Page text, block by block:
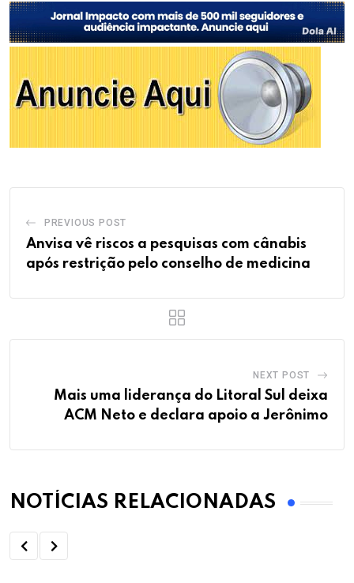
PREVIOUS POST
Anvisa vê riscos a pesquisas com cânabis
após restrição pelo conselho de medicina
NEXT POST
Mais uma liderança do Litoral Sul deixa
ACM Neto e declara apoio a Jerônimo
NOTÍCIAS RELACIONADAS